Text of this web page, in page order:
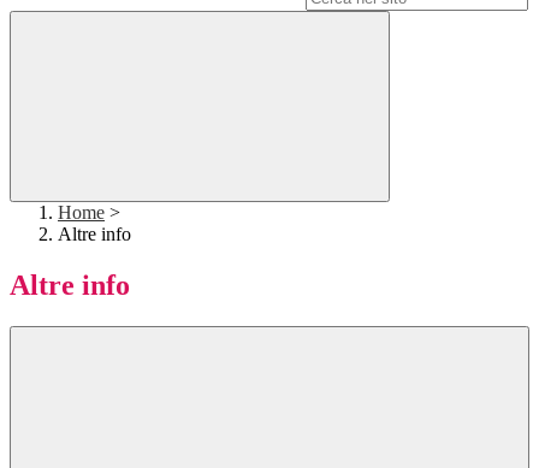
Home >
Altre info
Altre info